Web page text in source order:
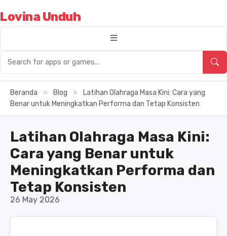
Lovina Unduh
Beranda » Blog »
Latihan Olahraga Masa Kini: Cara yang
Benar untuk Meningkatkan Performa dan Tetap Konsisten
Latihan Olahraga Masa Kini:
Cara yang Benar untuk
Meningkatkan Performa dan
Tetap Konsisten
26 May 2026